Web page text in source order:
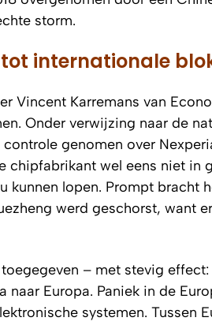
storm.
internationale
Vincent Karremans van
Onder verwijzing naar de
genomen over
chipfabrikant wel eens niet in
kunnen lopen. Prompt bracht
werd geschorst, want
– met stevig
Europa. Paniek in de
systemen. Tussen